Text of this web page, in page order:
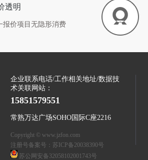
透明
报价项目无隐形消费
企业联系电话/工作相关地址/数据技
术关联网站：
15851579551
常熟万达广场SOHO国际C座2216
Copyright © www.jzfon.com
注册号备案号： 苏ICP备20038390号
苏公网安备32058102001743号